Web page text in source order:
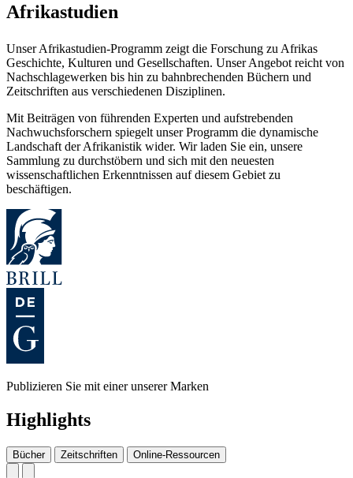
Afrikastudien
Unser Afrikastudien-Programm zeigt die Forschung zu Afrikas
Geschichte, Kulturen und Gesellschaften. Unser Angebot reicht von
Nachschlagewerken bis hin zu bahnbrechenden Büchern und
Zeitschriften aus verschiedenen Disziplinen.
Mit Beiträgen von führenden Experten und aufstrebenden
Nachwuchsforschern spiegelt unser Programm die dynamische
Landschaft der Afrikanistik wider. Wir laden Sie ein, unsere
Sammlung zu durchstöbern und sich mit den neuesten
wissenschaftlichen Erkenntnissen auf diesem Gebiet zu
beschäftigen.
Publizieren Sie mit einer unserer Marken
Highlights
Bücher Zeitschriften Online-Ressourcen